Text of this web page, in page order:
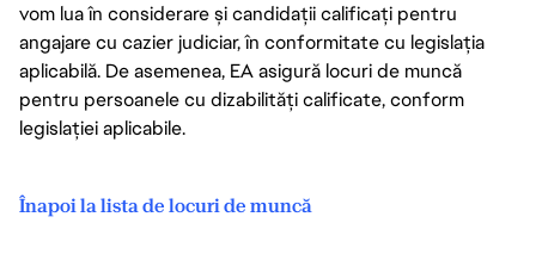
vom lua în considerare și candidații calificați pentru
angajare cu cazier judiciar, în conformitate cu legislația
aplicabilă. De asemenea, EA asigură locuri de muncă
pentru persoanele cu dizabilități calificate, conform
legislației aplicabile.
Înapoi la lista de locuri de muncă